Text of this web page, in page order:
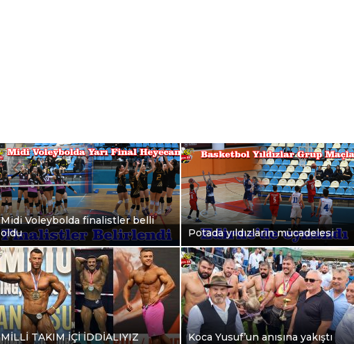
Midi Voleybolda finalistler belli
oldu
Potada yıldızların mücadelesi
MİLLİ TAKIM İÇİ İDDİALIYIZ Koca Yusuf’un anısına yakıştı